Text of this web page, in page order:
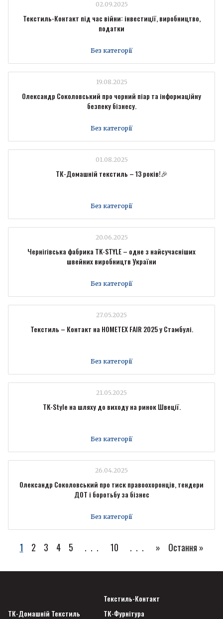
02.09.2025
Текстиль-Контакт під час війни: інвестиції, виробництво,
податки
Без категорії
19.08.2025
Олександр Соколовський про чорний піар та інформаційну
безпеку бізнесу.
Без категорії
01.08.2025
ТК-Домашній текстиль – 13 років!🎉
Без категорії
20.06.2025
Чернігівська фабрика TK-STYLE – одне з найсучасніших
швейних виробництв України
Без категорії
27.05.2025
Текстиль – Контакт на HOMETEX FAIR 2025 у Стамбулі.
Без категорії
21.05.2025
TK-Style на шляху до виходу на ринок Швеції.
Без категорії
26.04.2025
Олександр Соколовський про тиск правоохоронців, тендери
ДОТ і боротьбу за бізнес
Без категорії
1 2 3 4 5 ... 10 ... » Остання »
Текстиль-Контакт
ТК-Домашній Текстиль
ТК-Фурнітура